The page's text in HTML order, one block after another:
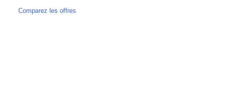
Comparez les offres